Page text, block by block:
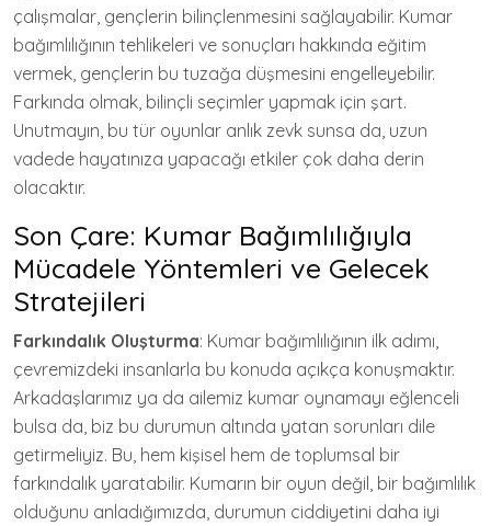
çalışmalar, gençlerin bilinçlenmesini sağlayabilir. Kumar
bağımlılığının tehlikeleri ve sonuçları hakkında eğitim
vermek, gençlerin bu tuzağa düşmesini engelleyebilir.
Farkında olmak, bilinçli seçimler yapmak için şart.
Unutmayın, bu tür oyunlar anlık zevk sunsa da, uzun
vadede hayatınıza yapacağı etkiler çok daha derin
olacaktır.
Son Çare: Kumar Bağımlılığıyla
Mücadele Yöntemleri ve Gelecek
Stratejileri
Farkındalık Oluşturma: Kumar bağımlılığının ilk adımı,
çevremizdeki insanlarla bu konuda açıkça konuşmaktır.
Arkadaşlarımız ya da ailemiz kumar oynamayı eğlenceli
bulsa da, biz bu durumun altında yatan sorunları dile
getirmeliyiz. Bu, hem kişisel hem de toplumsal bir
farkındalık yaratabilir. Kumarın bir oyun değil, bir bağımlılık
olduğunu anladığımızda, durumun ciddiyetini daha iyi